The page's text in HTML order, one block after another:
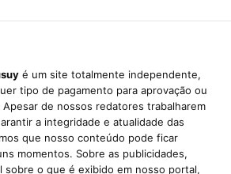
é um site totalmente independente,
tipo de pagamento para aprovação ou
de nossos redatores trabalharem
a integridade e atualidade das
que nosso conteúdo pode ficar
momentos. Sobre as publicidades,
sobre o que é exibido em nosso portal,